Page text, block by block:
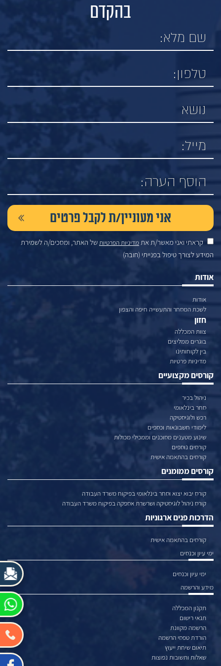
בהקדם
קראתי ואני מאשר/ת את מדיניות הפרטיותשל האתר, ומסכים/ה לשמירת
המידע לצורך טיפול בפנייתי (חובה)
אודות
אודות
לשכת המסחר והתעשייה חיפה והצפון
חזון
צוות המכללה
בוגרים ממליצים
בין לקוחותינו
מדיניות פרטיות
קורסים מקצועיים
ניהול בכיר
סחר בינלאומי
רכש ולוגיסטיקה
לימודי חשבונאות וכספים
שינוע מטענים מסוכנים וממכילי מכולות
קורסים נוספים
קורסים בהתאמה אישית
קורסים ממומנים
קורס יבוא יצוא וסחר בינלאומי בפיקוח משרד העבודה
קורס ניהול לוגיסטיקה ושרשרת אספקה בפיקוח משרד העבודה
הדרכות פנים ארגוניות
קורסים בהתאמה אישית
ימי עיון וכנסים
ימי עיון וכנסים
מידע והרשמה
תקנון המכללה
תנאי רישום
הרשמה מקוונת
הורדת טפסי הרשמה
תיאום שיחת ייעוץ
שאלות ותשובות נפוצות